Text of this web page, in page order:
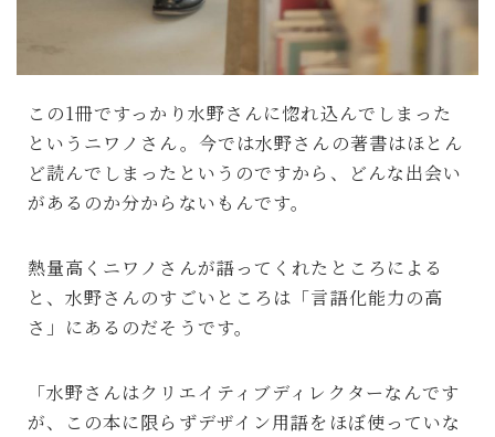
この1冊ですっかり水野さんに惚れ込んでしまった
というニワノさん。今では水野さんの著書はほとん
ど読んでしまったというのですから、どんな出会い
があるのか分からないもんです。
熱量高くニワノさんが語ってくれたところによる
と、水野さんのすごいところは「言語化能力の高
さ」にあるのだそうです。
「水野さんはクリエイティブディレクターなんです
が、この本に限らずデザイン用語をほぼ使っていな